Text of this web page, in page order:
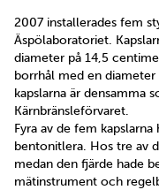
2007 installerades fem
Äspölaboratoriet.
diameter på 14,5
borrhål med en
kapslarna är densamma
Kärnbränsleförvaret.
Fyra av de fem
bentonitlera. Hos tre av
medan den fjärde hade
mätinstrument och